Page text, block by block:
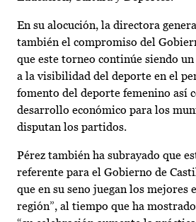
En su alocución, la directora
también el compromiso del
que este torneo continúe siendo
a la visibilidad del deporte en el
fomento del deporte femenino así
desarrollo económico para los
disputan los partidos.
Pérez también ha subrayado que
referente para el Gobierno de
que en su seno juegan los mejores
región”, al tiempo que ha